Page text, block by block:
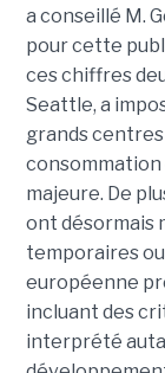
a conseillé M.
pour cette
ces chiffres
Seattle, a
grands
consommation
majeure. De
ont désormais
temporaires
européenne
incluant des
interprété